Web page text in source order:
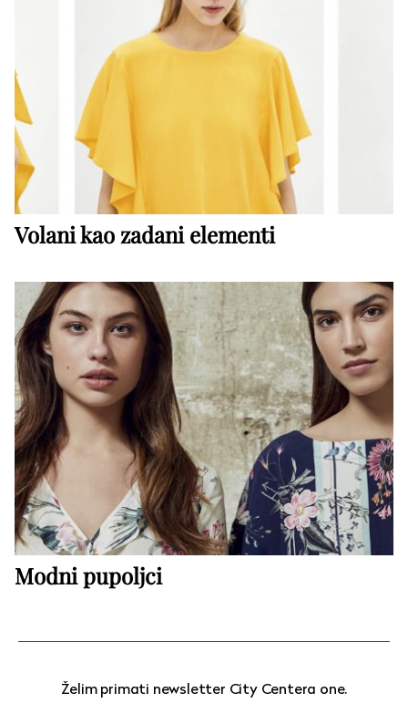
Volani kao zadani elementi
Modni pupoljci
Želim primati newsletter City Centera one.